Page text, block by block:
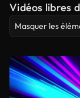
Vidéos libres
Masquer les